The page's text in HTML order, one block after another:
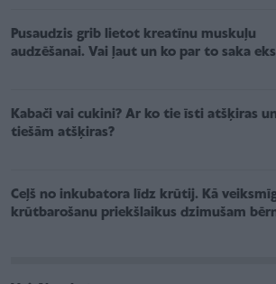
Pusaudzis grib lietot kreatīnu muskuļu
audzēšanai. Vai ļaut un ko par to saka
Kabači vai cukini? Ar ko tie īsti atšķiras
tiešām atšķiras?
Ceļš no inkubatora līdz krūtij. Kā
krūtbarošanu priekšlaikus dzimušam